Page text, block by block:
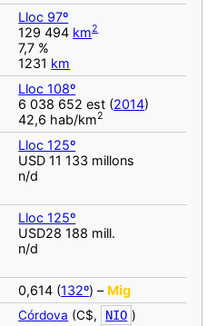
Lloc 97º
129 494 km2
7,7 %
1231 km
Lloc 108º
6 038 652 est (2014)
42,6 hab/km2
Lloc 125º
USD 11 133 millons
n/d
Lloc 125º
USD28 188 mill.
n/d
0,614 (132º) – Mig
Córdova (C$, NIO )